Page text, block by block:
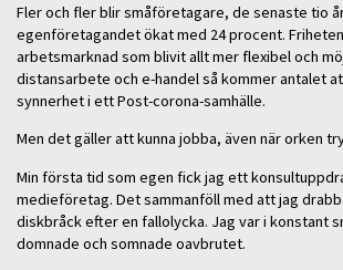
Fler och fler blir småföretagare, de senaste tio
egenföretagandet ökat med 24 procent.
arbetsmarknad som blivit allt mer flexibel och
distansarbete och e-handel så kommer antalet
synnerhet i ett Post-corona-samhälle.
Men det gäller att kunna jobba, även när orken
Min första tid som egen fick jag ett
medieföretag. Det sammanföll med att jag
diskbråck efter en fallolycka. Jag var i konstant
domnade och somnade oavbrutet.